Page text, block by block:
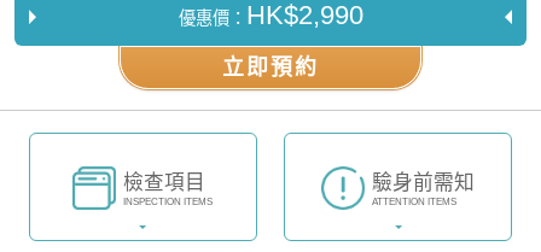
優惠價： HK$2,990
立即預約
檢查項目
INSPECTION ITEMS
驗身前需知
ATTENTION ITEMS